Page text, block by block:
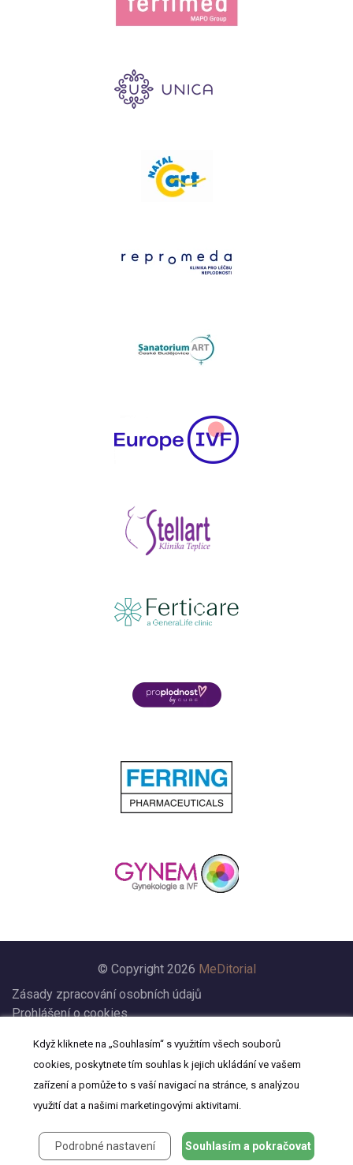
© Copyright 2026 MeDitorial
Zásady zpracování osobních údajů
Prohlášení o cookies
Prohlášení
Kontakt
Když kliknete na „Souhlasím“ s využitím všech souborů
cookies, poskytnete tím souhlas k jejich ukládání ve vašem
zařízení a pomůže to s vaší navigací na stránce, s analýzou
využití dat a našimi marketingovými aktivitami.
Podrobné nastavení Souhlasím a pokračovat